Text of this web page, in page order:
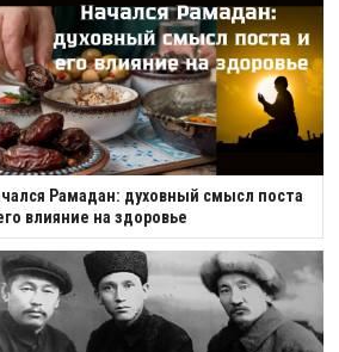
Рамадан: духовный смысл поста
влияние на здоровье